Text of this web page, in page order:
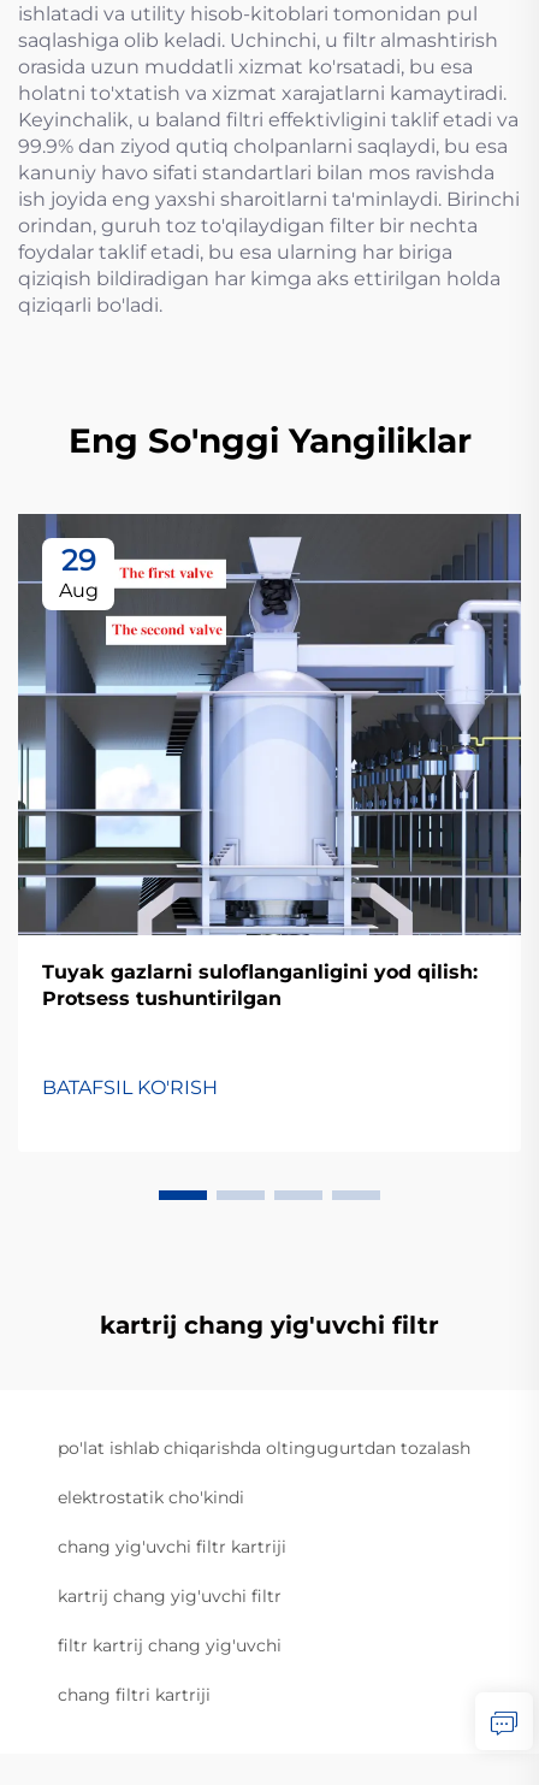
ishlatadi va utility hisob-kitoblari tomonidan pul
saqlashiga olib keladi. Uchinchi, u filtr almashtirish
orasida uzun muddatli xizmat ko'rsatadi, bu esa
holatni to'xtatish va xizmat xarajatlarni kamaytiradi.
Keyinchalik, u baland filtri effektivligini taklif etadi va
99.9% dan ziyod qutiq cholpanlarni saqlaydi, bu esa
kanuniy havo sifati standartlari bilan mos ravishda
ish joyida eng yaxshi sharoitlarni ta'minlaydi. Birinchi
orindan, guruh toz to'qilaydigan filter bir nechta
foydalar taklif etadi, bu esa ularning har biriga
qiziqish bildiradigan har kimga aks ettirilgan holda
qiziqarli bo'ladi.
Eng So'nggi Yangiliklar
29
Aug
Tuyak gazlarni suloflanganligini yod qilish:
Protsess tushuntirilgan
BATAFSIL KO'RISH
kartrij chang yig'uvchi filtr
po'lat ishlab chiqarishda oltingugurtdan tozalash
elektrostatik cho'kindi
chang yig'uvchi filtr kartriji
kartrij chang yig'uvchi filtr
filtr kartrij chang yig'uvchi
chang filtri kartriji